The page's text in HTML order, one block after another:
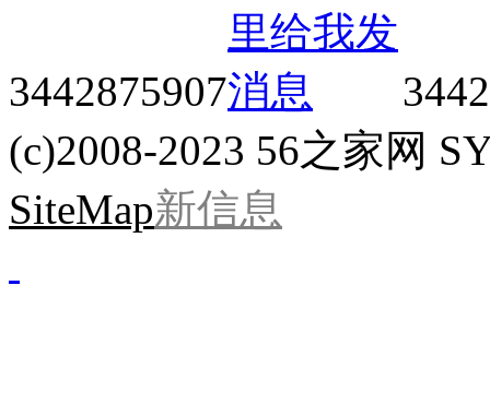
3442875907
(c)2008-2023 56之家网
SiteMap新信息